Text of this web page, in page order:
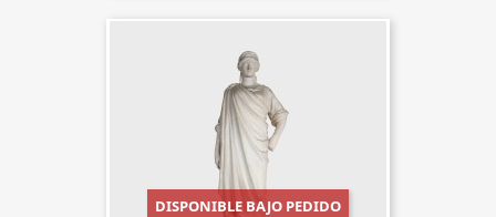
DISPONIBLE BAJO PEDIDO